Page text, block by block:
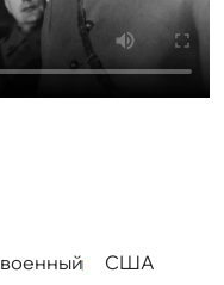
военный США